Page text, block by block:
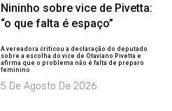
Nininho sobre vice de Pivetta:
“o que falta é espaço”
A vereadora criticou a declaração do deputado
sobre a escolha do vice de Otaviano Pivetta e
afirma que o problema não é falta de preparo
feminino
5 De Agosto De 2026